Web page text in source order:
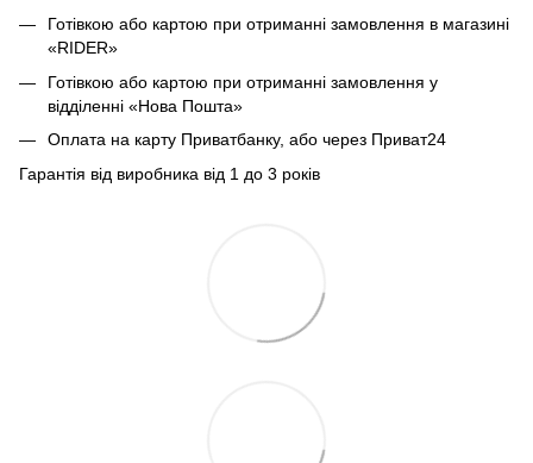
Готівкою або картою при отриманні замовлення в магазині
«RIDER»
Готівкою або картою при отриманні замовлення у
відділенні «Нова Пошта»
Оплата на карту Приватбанку, або через Приват24
Гарантія від виробника від 1 до 3 років